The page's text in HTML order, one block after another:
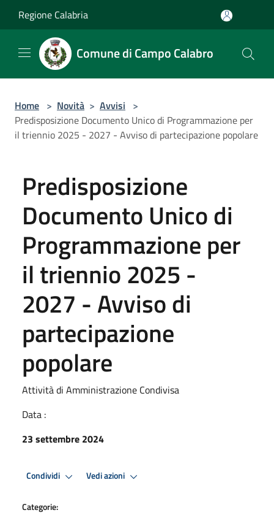
Regione Calabria
Comune di Campo Calabro
Home > Novità > Avvisi >
Predisposizione Documento Unico di Programmazione per
il triennio 2025 - 2027 - Avviso di partecipazione popolare
Predisposizione
Documento Unico di
Programmazione per
il triennio 2025 -
2027 - Avviso di
partecipazione
popolare
Attività di Amministrazione Condivisa
Data :
23 settembre 2024
Condividi Vedi azioni
Categorie: